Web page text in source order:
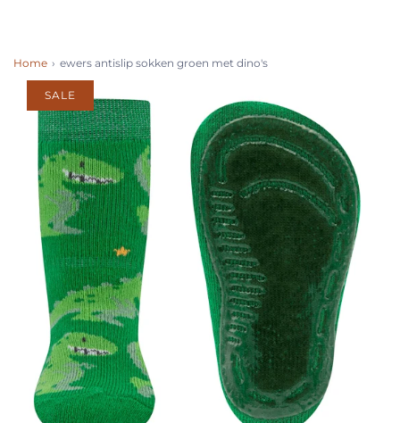
Home › ewers antislip sokken groen met dino's
SALE